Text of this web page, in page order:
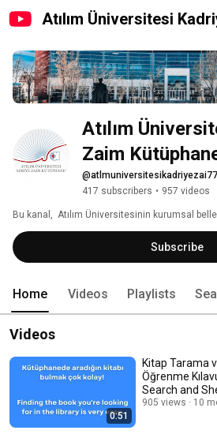
Atılım Üniversitesi
Atılım
Zaim
417 subscribers • 957 videos
Bu kanal,  Atılım Üniversitesinin kurumsal
Subscribe
Home Videos Playlists
Videos
0:51
Kitap Tarama
Öğrenme
Search and
Guide
905 views 10